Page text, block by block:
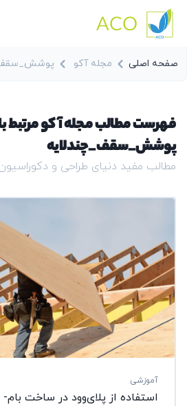
ACO
صفحه اصلی مجله آکو
فهرست مطالب مجله آکو
پوشش_سقف_چندلایه
مطالب مفید دنیای طراحی و
آموزشی
استفاده از پلای‌وود در ساخت